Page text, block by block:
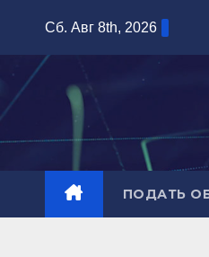
содержимому
Сб. Авг 8th, 2026
ПОДАТЬ